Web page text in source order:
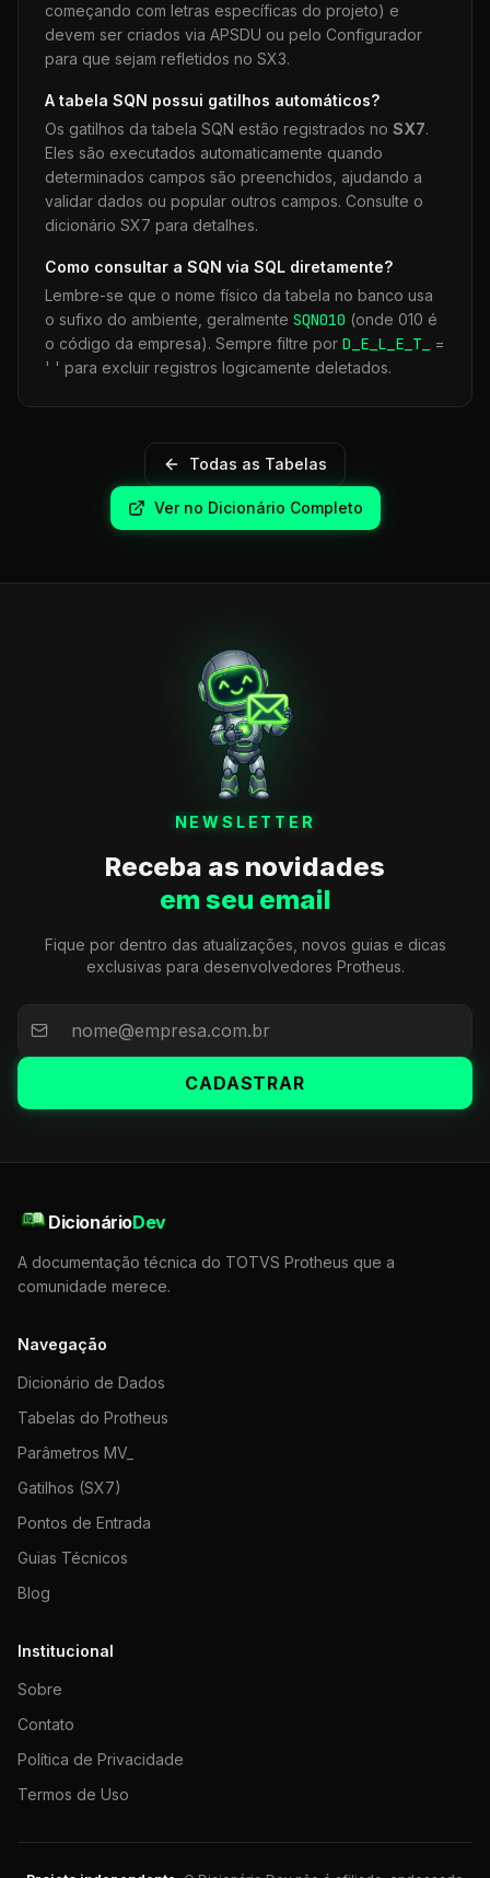
começando com letras específicas do projeto) e
devem ser criados via APSDU ou pelo Configurador
para que sejam refletidos no SX3.
A tabela SQN possui gatilhos automáticos?
Os gatilhos da tabela SQN estão registrados no SX7.
Eles são executados automaticamente quando
determinados campos são preenchidos, ajudando a
validar dados ou popular outros campos. Consulte o
dicionário SX7 para detalhes.
Como consultar a SQN via SQL diretamente?
Lembre-se que o nome físico da tabela no banco usa
o sufixo do ambiente, geralmente SQN010 (onde 010 é
o código da empresa). Sempre filtre por D_E_L_E_T_
=
' ' para excluir registros logicamente deletados.
Todas as Tabelas
Ver no Dicionário Completo
NEWSLETTER
Receba as novidades
em seu email
Fique por dentro das atualizações, novos guias e dicas
exclusivas para desenvolvedores Protheus.
CADASTRAR
DicionárioDev
A documentação técnica do TOTVS Protheus que a
comunidade merece.
Navegação
Dicionário de Dados
Tabelas do Protheus
Parâmetros MV_
Gatilhos (SX7)
Pontos de Entrada
Guias Técnicos
Blog
Institucional
Sobre
Contato
Política de Privacidade
Termos de Uso